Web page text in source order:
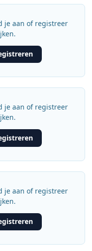
je aan of registreer
je aan of registreer
je aan of registreer